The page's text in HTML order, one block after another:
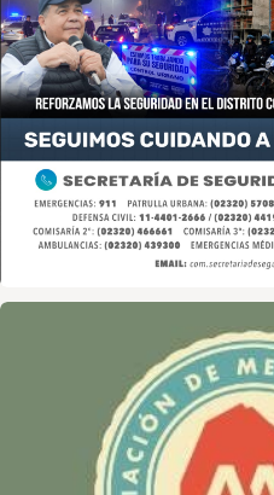
Asociación de Medios